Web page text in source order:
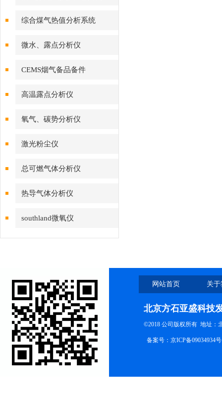
综合煤气热值分析系统
微水、露点分析仪
CEMS烟气备品备件
高温露点分析仪
氧气、碳势分析仪
激光粉尘仪
总可燃气体分析仪
热导气体分析仪
southland微氧仪
网站首页 关
北京方石亚盛科技
©2018 公司版权所有 地址：
备案号： 京ICP备09034934